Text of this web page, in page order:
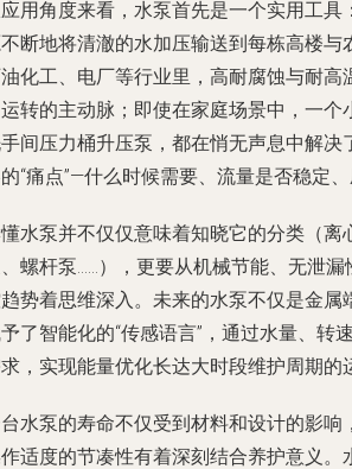
用角度来看，水泵首先是一个实用工具
断地将清澈的水加压输送到每栋高楼与
化工、电厂等行业里，高耐腐蚀与耐高
转的主动脉；即使在家庭场景中，一个
间压力桶升压泵，都在悄无声息中解决
“痛点”—什么时候需要、流量是否稳定、
水泵并不仅仅意味着知晓它的分类（离
螺杆泵……），更要从机械节能、无泄
势着思维深入。未来的水泵不仅是金属
了智能化的“传感语言”，通过水量、转
，实现能量优化长达大时段维护周期的
水泵的寿命不仅受到材料和设计的影响
适度的节凑性有着深刻结合养护意义。